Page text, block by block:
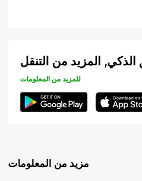
الذكي, المزيد من التنقل
للمزيد من المعلومات
مزيد من المعلومات